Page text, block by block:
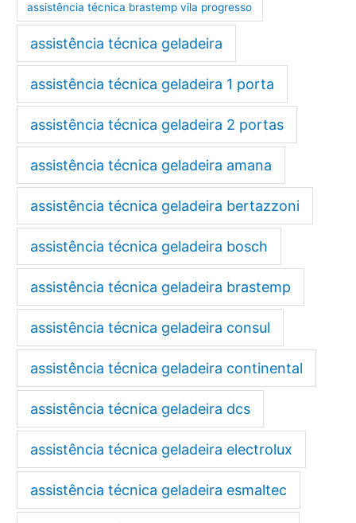
assistência técnica brastemp vila progresso
assistência técnica geladeira
assistência técnica geladeira 1 porta
assistência técnica geladeira 2 portas
assistência técnica geladeira amana
assistência técnica geladeira bertazzoni
assistência técnica geladeira bosch
assistência técnica geladeira brastemp
assistência técnica geladeira consul
assistência técnica geladeira continental
assistência técnica geladeira dcs
assistência técnica geladeira electrolux
assistência técnica geladeira esmaltec